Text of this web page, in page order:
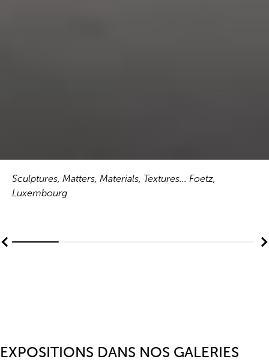
Sculptures, Matters, Materials, Textures... Foetz,
Luxembourg
EXPOSITIONS DANS NOS GALERIES